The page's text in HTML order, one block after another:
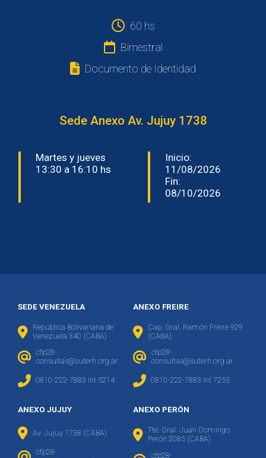
60 hs
Bimestral
Documento de Identidad
Sede Anexo Av. Jujuy 1738
Martes y jueves
13:30 a 16:10 hs
Inicio:
11/08/2026
Fin:
08/10/2026
SEDE VENEZUELA
República Bolivariana de
Venezuela 340 (CABA)
cfp28-
consultas@suterh.org.ar
0810-222-7883 int 5214
ANEXO FREIRE
Cap. Gral. Ramón Freire 929
(CABA)
cfp28-
consultas@suterh.org.ar
0810-222-7883 int 7255
ANEXO JUJUY
Av. Jujuy 1738 (CABA)
cfp28-
ANEXO PERÓN
Tte. Gral. Juan Domingo
Perón 2085 (CABA)
cfp28-